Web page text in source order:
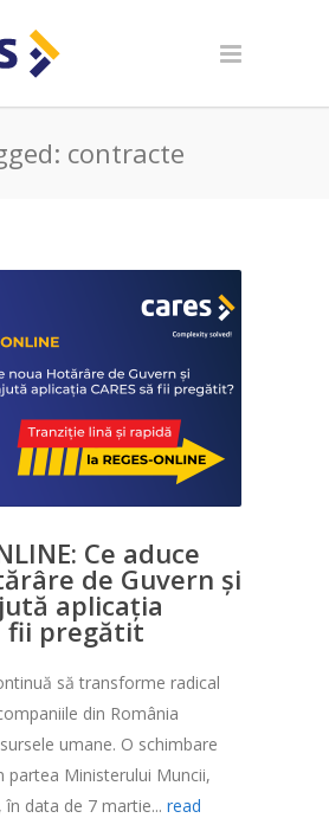
contracte
Ce aduce
de Guvern și
aplicația
fii pregătit
să transforme radical
din România
umane. O schimbare
partea Ministerului Muncii,
în data de 7 martie... read